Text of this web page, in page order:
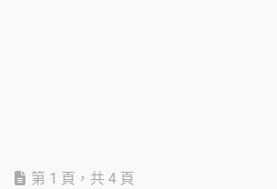
第 1 頁，共 4 頁